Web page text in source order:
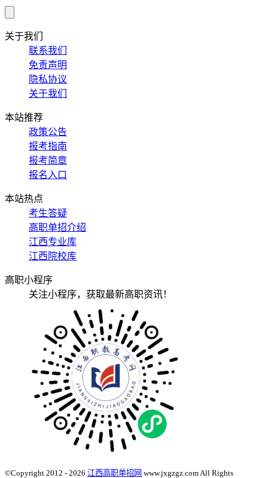
关于我们
联系我们
免责声明
隐私协议
关于我们
本站推荐
政策公告
报考指南
报考简章
报名入口
本站热点
考生答疑
高职单招介绍
江西专业库
江西院校库
高职小程序
关注小程序，获取最新高职资讯！
©Copyright 2012 - 2026 江西高职单招网 www.jxgzgz.com All Rights